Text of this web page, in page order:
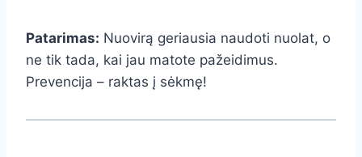
Patarimas: Nuovirą geriausia naudoti nuolat, o
ne tik tada, kai jau matote pažeidimus.
Prevencija – raktas į sėkmę!